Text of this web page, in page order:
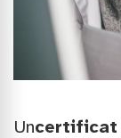
Uncertificat